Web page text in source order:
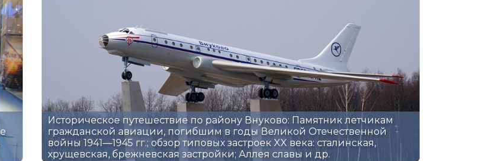
Историческое путешествие по району Внуково: Памятник летчикам
гражданской авиации, погибшим в годы Великой Отечественной
войны 1941—1945 гг.; обзор типовых застроек XX века: сталинская,
хрущевская, брежневская застройки; Аллея славы и др.